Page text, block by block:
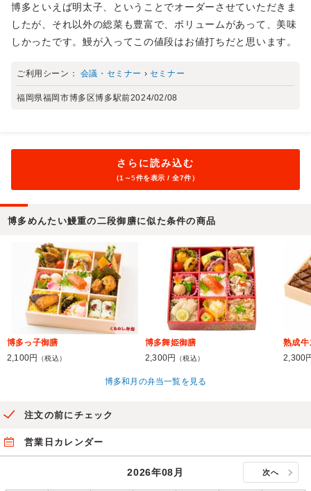
博多といえば明太子、ということでオーダーさせていただきま
したが、それ以外の総菜も豊富で、ボリュームがあって、美味
しかったです。鰻が入ってこの値段はお値打ちだと思います。
ご利用シーン： 会議・セミナー › セミナー
福岡県福岡市博多区博多駅前2024/02/08
さらに読み込む
（1～5件を表示 / 全7件）
博多めんたい鰻重の二段御膳に似た条件の商品
博多っ子御膳
2,100円
（税込）
博多舞姫御膳
2,300円
（税込）
熟成牛
2,300
博多和月の弁当一覧を見る
注文の前にチェック
営業日カレンダー
2026年08月 次へ